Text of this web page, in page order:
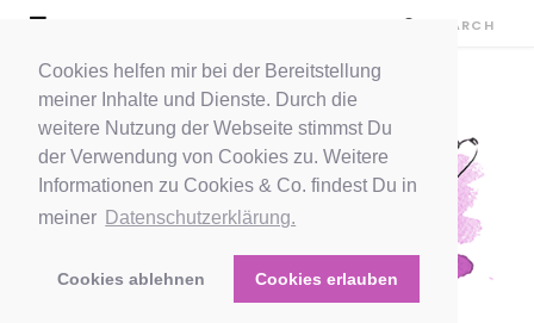
Cookies helfen mir bei der Bereitstellung
meiner Inhalte und Dienste. Durch die
weitere Nutzung der Webseite stimmst Du
der Verwendung von Cookies zu. Weitere
Informationen zu Cookies & Co. findest Du in
meiner Datenschutzerklärung.
Cookies ablehnen Cookies erlauben